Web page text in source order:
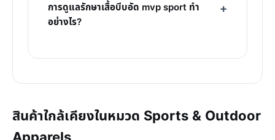
การดูแลรักษาเสื้อบีบอัด mvp sport ทำ
อย่างไร?
สินค้าใกล้เคียงในหมวด Sports & Outdoor